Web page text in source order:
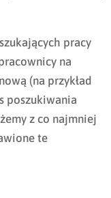
pracy
na
(na przykład
poszukiwania
z co najmniej
te